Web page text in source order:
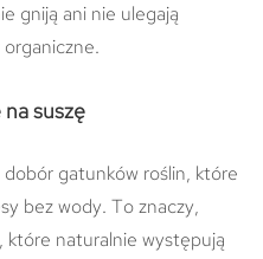
gniją ani nie ulegają
organiczne.
suszę
gatunków roślin, które
bez wody. To znaczy,
które naturalnie występują